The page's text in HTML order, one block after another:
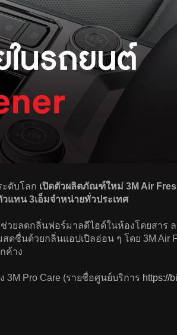
ดับโลก เปิดตัวผลิตภัณฑ์ใหม่ 3M Air
วแทน 3เอ็มจำหน่ายทั่วประเทศ
วยลดกลิ่นฟอร์มาลดีไฮด์ในห้องโดยสาร
ดชื่นด้วยกลิ่นแอปเปิลอ่อน ๆ โดย 3M Air
ค้าง
Pro Care (รายชื่อศูนย์บริการ https://